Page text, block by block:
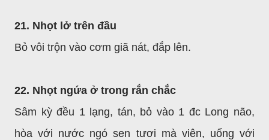
21. Nhọt lở trên đầu
Bỏ vôi trộn vào cơm giã nát, đắp lên.
22. Nhọt ngứa ở trong rắn chắc
Sâm kỳ đều 1 lạng, tán, bỏ vào 1 đc Long não,
hòa với nước ngó sen tươi mà viên, uống với